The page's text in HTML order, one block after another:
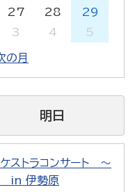
27 28
29
3 4 5
の月
明日
ストラコンサート ～
in 伊勢原